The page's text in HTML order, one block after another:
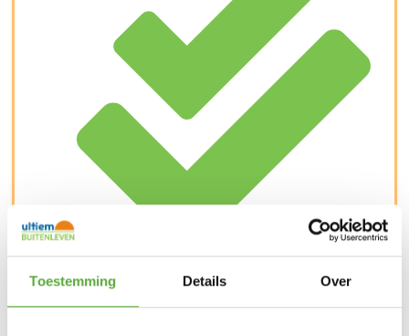
Toestemming Details Over
SKU17011Categorie TuinbankenMerk: 4 Seasons Outdoor